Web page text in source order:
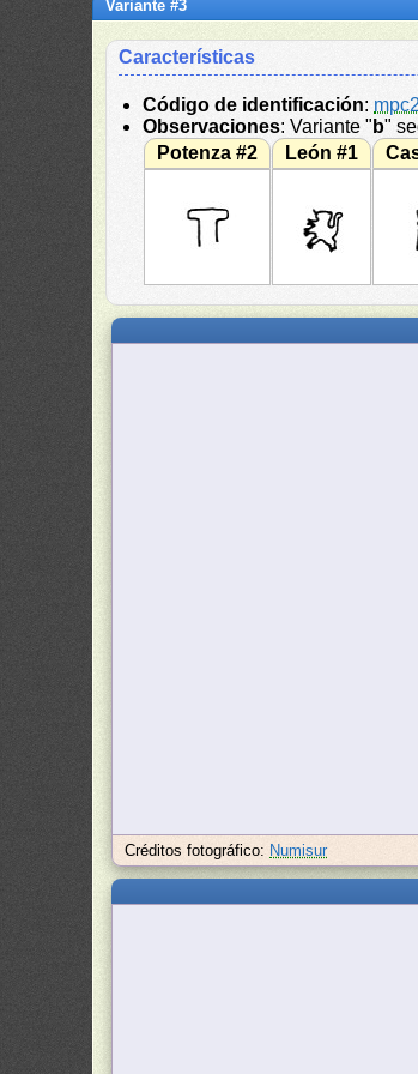
Variante #3
Características
Código de identificación:
Observaciones: Variante " b"
Potenza #2
León #1
Créditos fotográfico: Numisur